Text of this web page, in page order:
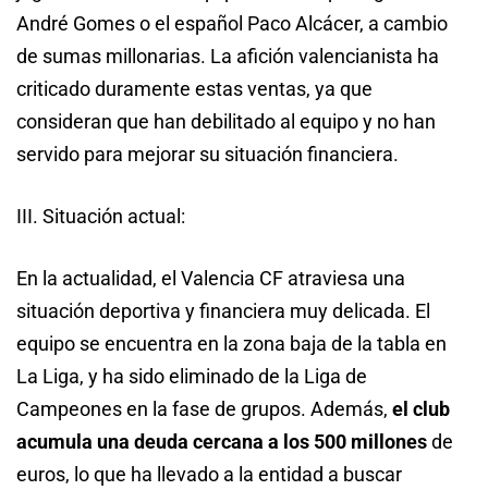
André Gomes o el español Paco Alcácer, a cambio
de sumas millonarias. La afición valencianista ha
criticado duramente estas ventas, ya que
consideran que han debilitado al equipo y no han
servido para mejorar su situación financiera.
III. Situación actual:
En la actualidad, el Valencia CF atraviesa una
situación deportiva y financiera muy delicada. El
equipo se encuentra en la zona baja de la tabla en
La Liga, y ha sido eliminado de la Liga de
Campeones en la fase de grupos. Además, el club
acumula una deuda cercana a los 500 millonesde
euros, lo que ha llevado a la entidad a buscar